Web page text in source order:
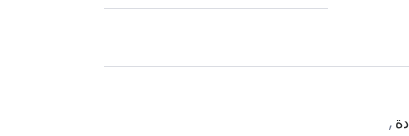
,